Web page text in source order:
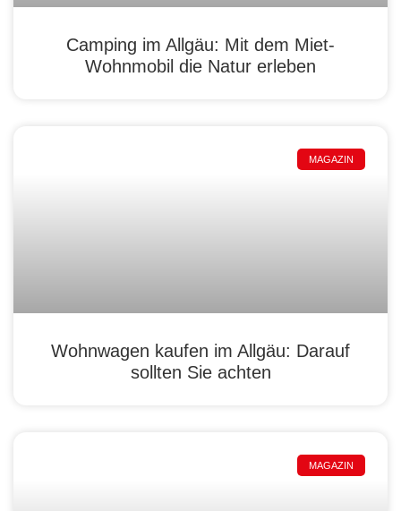
Camping im Allgäu: Mit dem Miet-
Wohnmobil die Natur erleben
MAGAZIN
Wohnwagen kaufen im Allgäu: Darauf
sollten Sie achten
MAGAZIN